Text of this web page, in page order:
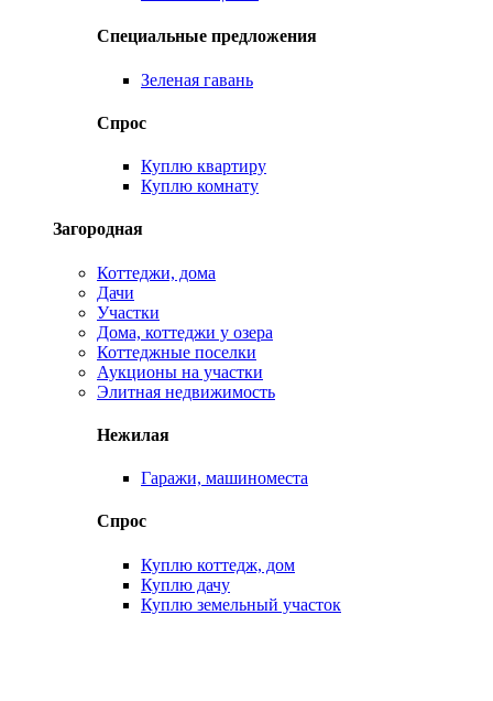
Специальные предложения
Зеленая гавань
Спрос
Куплю квартиру
Куплю комнату
Загородная
Коттеджи, дома
Дачи
Участки
Дома, коттеджи у озера
Коттеджные поселки
Аукционы на участки
Элитная недвижимость
Нежилая
Гаражи, машиноместа
Спрос
Куплю коттедж, дом
Куплю дачу
Куплю земельный участок